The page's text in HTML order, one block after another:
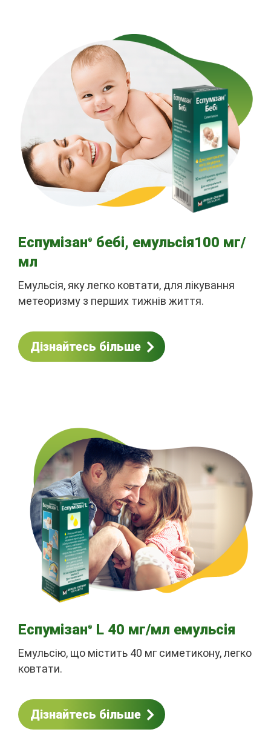
Еспумізан®
бебі, емульсія100 мг/
мл
Емульсія, яку легко ковтати, для лікування
метеоризму з перших тижнів життя.
Дізнайтесь більше
Еспумізан® L 40 мг/мл емульсія
Емульсію, що містить 40 мг симетикону, легко
ковтати.
Дізнайтесь більше